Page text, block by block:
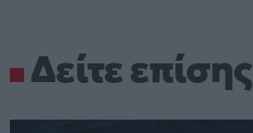
Δείτε επίσης